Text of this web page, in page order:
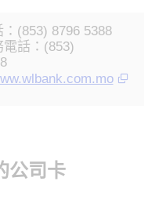
(853) 8796 5388
電話：(853)
公司卡